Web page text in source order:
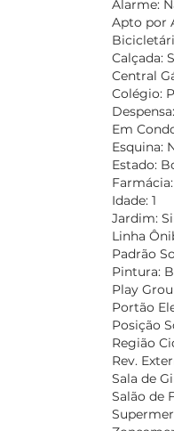
Alarme:
Apto por
Calçada:
Central
Colégio:
Em
Esquina:
Estado:
Idade: 1
Jardim:
Linha
Padrão
Pintura:
Play
Portão
Posição
Região
Rev.
Sala de
Salão de